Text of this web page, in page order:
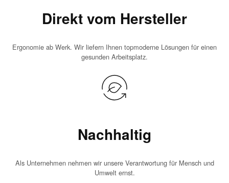
Direkt vom Hersteller
Ergonomie ab Werk. Wir liefern Ihnen topmoderne Lösungen für einen
gesunden Arbeitsplatz.
Nachhaltig
Als Unternehmen nehmen wir unsere Verantwortung für Mensch und
Umwelt ernst.